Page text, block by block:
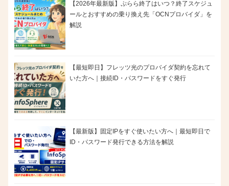
【2026年最新版】ぷらら終了はいつ？終了スケジュ
ールとおすすめの乗り換え先「OCNプロバイダ」を
解説
【最短即日】フレッツ光のプロバイダ契約を忘れて
いた方へ｜接続ID・パスワードをすぐ発行
【最新版】固定IPをすぐ使いたい方へ｜最短即日で
ID・パスワード発行できる方法を解説